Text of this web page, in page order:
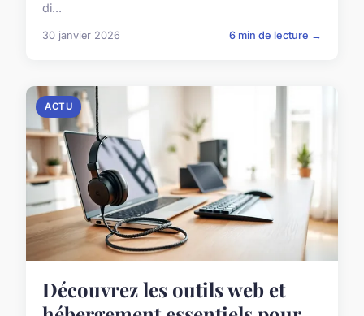
di...
30 janvier 2026 6 min de lecture →
ACTU
Découvrez les outils web et